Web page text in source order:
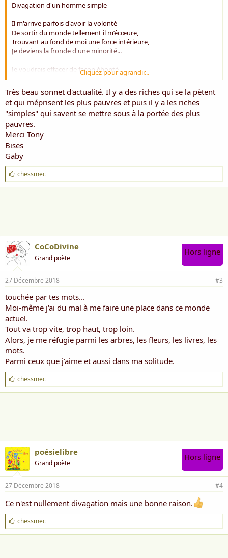
Divagation d'un homme simple
Il m'arrive parfois d'avoir la volonté
De sortir du monde tellement il m’écœure,
Trouvant au fond de moi une force intérieure,
Je deviens la fronde d'une minorité...
Je voudrais effacer de façon éhonté
L'engeance des riches qui se croit supérieure,
Mais pour la remplacer par la caste meilleure,
De gens qui n' s'enfichent de nos difficultés...
Pourrait-on supprimer tous les propriétaires,
Qui se croient possédant de la divine Terre ?
Pourrait-on abolir toutes ces sociétés...
Ivres du système d'un capital néfaste ?
Je crois qu'il faut cesser de vivre dans le faste,
Pour retrouver le goût de la simplicité...
Cliquez pour agrandir...
Très beau sonnet d'actualité. Il y a des riches qui se la pètent
et qui méprisent les plus pauvres et puis il y a les riches
"simples" qui savent se mettre sous à la portée des plus
pauvres.
Merci Tony
Bises
Gaby
J
'
a
chessmec
CoCoDivine
Grand poète
Hors ligne
27 Décembre 2018 #3
touchée par tes mots...
Moi-même j'ai du mal à me faire une place dans ce monde
actuel.
Tout va trop vite, trop haut, trop loin.
Alors, je me réfugie parmi les arbres, les fleurs, les livres, les
mots.
Parmi ceux que j'aime et aussi dans ma solitude.
J
'
a
chessmec
poésielibre
Grand poète
Hors ligne
27 Décembre 2018 #4
Ce n'est nullement divagation mais une bonne raison.
J
'
a
chessmec